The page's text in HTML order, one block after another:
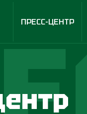
ПРЕСС-ЦЕНТР